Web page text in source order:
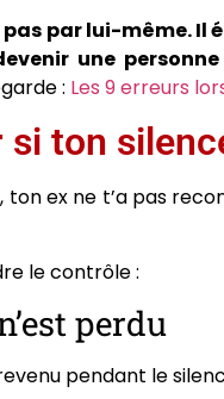
pas par lui-même.
une
: Les 9 erreurs
ton
ex ne t’a pas
le contrôle :
perdu
pendant le